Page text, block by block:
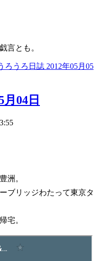
言とも。
ろうろ日誌 2012年05月05
04日
洲。
ブリッジわたって東京タ
宅。